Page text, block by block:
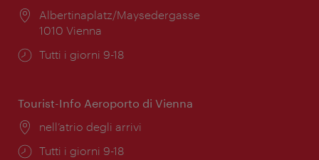
Posizione:
Albertinaplatz/Maysedergasse
1010 Vienna
Orari
Tutti i giorni 9-18
Tourist-Info Aeroporto di Vienna
Posizione:
nell’atrio degli arrivi
Orari
Tutti i giorni 9-18